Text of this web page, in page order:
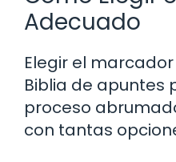
Adecuado
Elegir el
Biblia de apuntes
proceso
con tantas